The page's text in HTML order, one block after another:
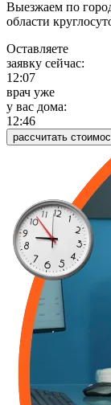
Выезжаем по
области
Оставляете
заявку сейчас:
12:07
врач уже
у вас дома:
12:46
рассчитать